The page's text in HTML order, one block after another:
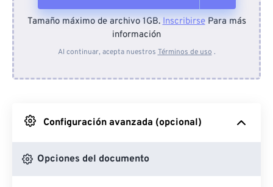
Desde el dispositivo
Desde Google Drive
Desde OneDrive
Tamaño máximo de archivo 1GB.InscribirsePara más
información
Al continuar, acepta nuestros Términos de uso .
Configuración avanzada (opcional)
Opciones del documento